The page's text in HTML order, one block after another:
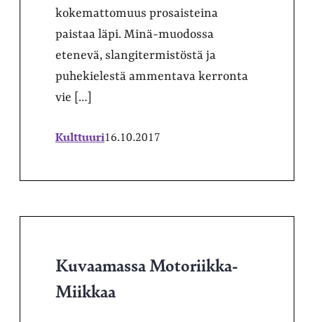
kokemattomuus prosaisteina
paistaa läpi. Minä-muodossa
etenevä, slangitermistöstä ja
puhekielestä ammentava kerronta
vie […]
Kulttuuri16.10.2017
Kuvaamassa Motoriikka-
Miikkaa